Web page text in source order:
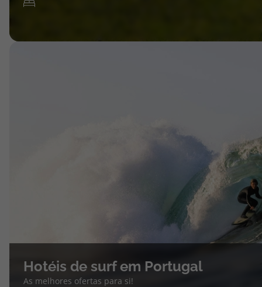
Hotéis de surf em Portugal
As melhores ofertas para si!